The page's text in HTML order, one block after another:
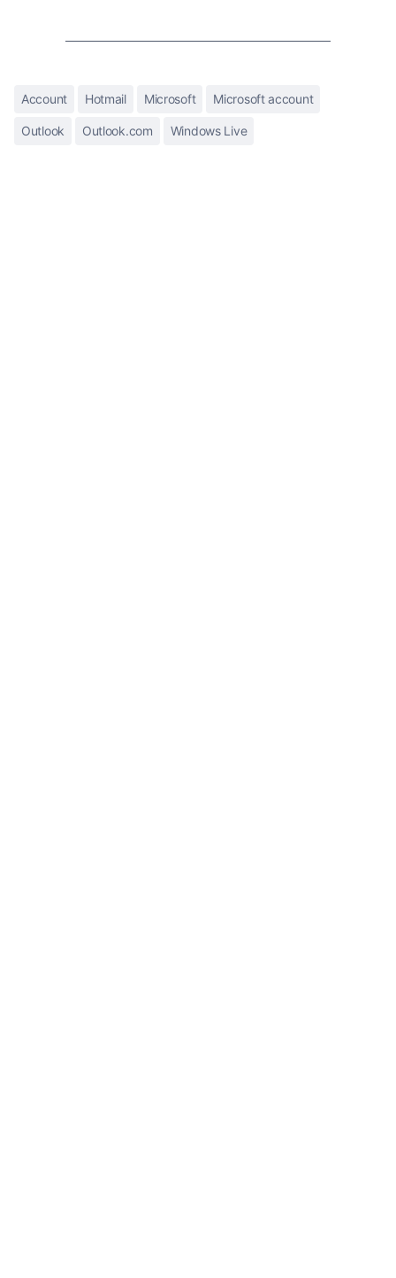
Account Hotmail Microsoft Microsoft account
Outlook Outlook.com Windows Live